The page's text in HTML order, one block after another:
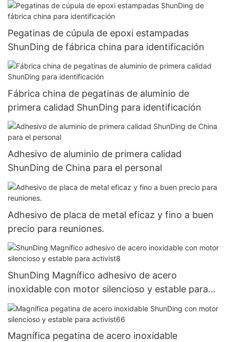
Pegatinas de cúpula de epoxi estampadas
ShunDing de fábrica china para identificación
Fábrica china de pegatinas de aluminio de
primera calidad ShunDing para identificación
Adhesivo de aluminio de primera calidad
ShunDing de China para el personal
Adhesivo de placa de metal eficaz y fino a buen
precio para reuniones.
ShunDing Magnífico adhesivo de acero
inoxidable con motor silencioso y estable para
activist8
Magnífica pegatina de acero inoxidable